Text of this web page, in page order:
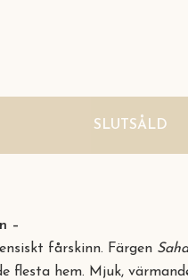
SLUTSÅLD
–
fårskinn. Färgen
flesta hem. Mjuk,